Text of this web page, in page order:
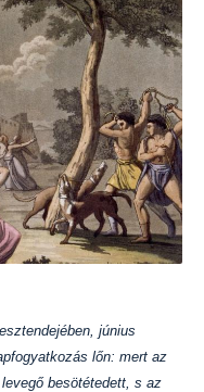
június
lőn: mert az
besötétedett, s az